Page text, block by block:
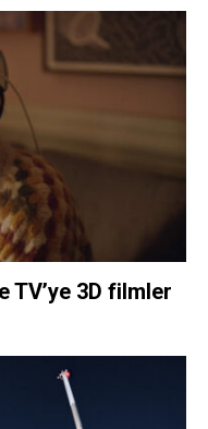
TV’ye 3D filmler